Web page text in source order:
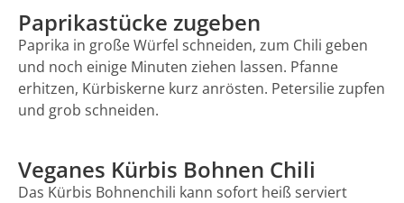
Paprikastücke zugeben
Paprika in große Würfel schneiden, zum Chili geben
und noch einige Minuten ziehen lassen. Pfanne
erhitzen, Kürbiskerne kurz anrösten. Petersilie zupfen
und grob schneiden.
Veganes Kürbis Bohnen Chili
Das Kürbis Bohnenchili kann sofort heiß serviert